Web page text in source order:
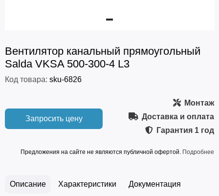
Вентилятор канальный прямоугольный
Salda VKSA 500-300-4 L3
Код товара: sku-6826
Запросить цену
Монтаж
Доставка и оплата
Гарантия 1 год
Предложения на сайте не являются публичной офертой. Подробнее
Описание Характеристики Документация